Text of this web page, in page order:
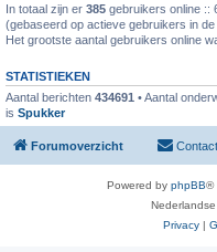
In totaal zijn er 385 gebruikers online ::
(gebaseerd op actieve gebruikers in
Het grootste aantal gebruikers online
STATISTIEKEN
Aantal berichten 434691 • Aantal
is Spukker
Forumoverzicht Contact
Powered by phpBB®
Privacy |